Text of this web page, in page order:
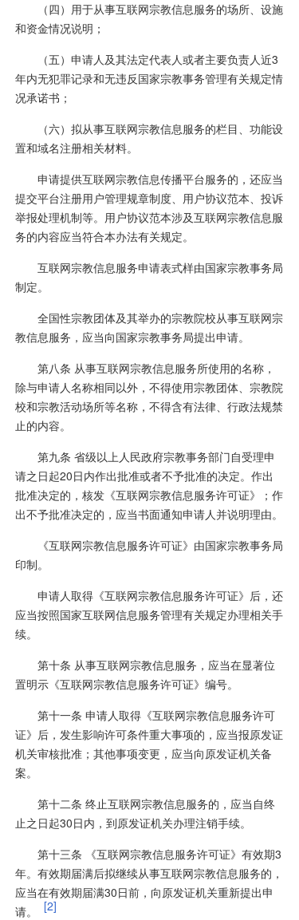
（四）用于从事互联网宗教信息服务的场所、设施
和资金情况说明；
（五）申请人及其法定代表人或者主要负责人近3
年内无犯罪记录和无违反国家宗教事务管理有关规定情
况承诺书；
（六）拟从事互联网宗教信息服务的栏目、功能设
置和域名注册相关材料。
申请提供互联网宗教信息传播平台服务的，还应当
提交平台注册用户管理规章制度、用户协议范本、投诉
举报处理机制等。用户协议范本涉及互联网宗教信息服
务的内容应当符合本办法有关规定。
互联网宗教信息服务申请表式样由国家宗教事务局
制定。
全国性宗教团体及其举办的宗教院校从事互联网宗
教信息服务，应当向国家宗教事务局提出申请。
第八条 从事互联网宗教信息服务所使用的名称，
除与申请人名称相同以外，不得使用宗教团体、宗教院
校和宗教活动场所等名称，不得含有法律、行政法规禁
止的内容。
第九条 省级以上人民政府宗教事务部门自受理申
请之日起20日内作出批准或者不予批准的决定。作出
批准决定的，核发《互联网宗教信息服务许可证》；作
出不予批准决定的，应当书面通知申请人并说明理由。
《互联网宗教信息服务许可证》由国家宗教事务局
印制。
申请人取得《互联网宗教信息服务许可证》后，还
应当按照国家互联网信息服务管理有关规定办理相关手
续。
第十条 从事互联网宗教信息服务，应当在显著位
置明示《互联网宗教信息服务许可证》编号。
第十一条 申请人取得《互联网宗教信息服务许可
证》后，发生影响许可条件重大事项的，应当报原发证
机关审核批准；其他事项变更，应当向原发证机关备
案。
第十二条 终止互联网宗教信息服务的，应当自终
止之日起30日内，到原发证机关办理注销手续。
第十三条 《互联网宗教信息服务许可证》有效期3
年。有效期届满后拟继续从事互联网宗教信息服务的，
应当在有效期届满30日前，向原发证机关重新提出申
请。
[2]